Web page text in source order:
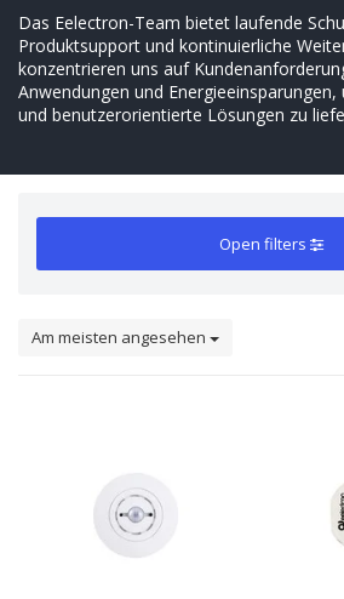
Das Eelectron-Team bietet laufende
Produktsupport und kontinuierliche
konzentrieren uns auf
Anwendungen und
und benutzerorientierte Lösungen zu
Open filters
Am meisten angesehen